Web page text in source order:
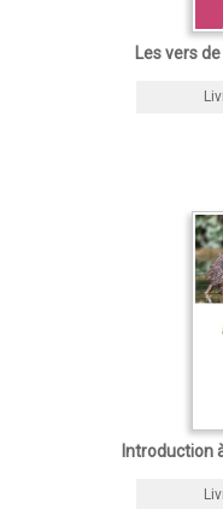
Les vers
Introduction